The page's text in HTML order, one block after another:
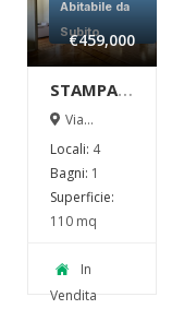
Abitabile da
Subito
€459,000
STAMPATORI
–
QUADRILOCALE
NEL
QUADRILATERO
ROMANO
Via
torino
Locali: 4
Bagni: 1
Superficie:
110 mq
In
Vendita